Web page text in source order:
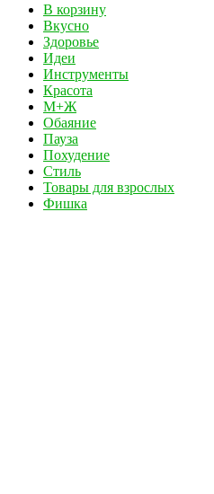
В корзину
Вкусно
Здоровье
Идеи
Инструменты
Красота
М+Ж
Обаяние
Пауза
Похудение
Стиль
Товары для взрослых
Фишка